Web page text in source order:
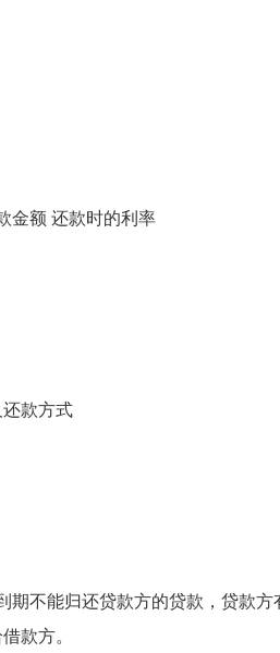
金额 还款时的利率
款方式
期不能归还贷款方的贷款，贷款
款方。